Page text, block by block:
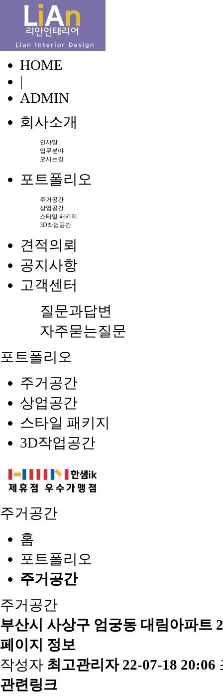
HOME
|
ADMIN
회사소개
인사말
업무분야
오시는길
포트폴리오
주거공간
상업공간
스타일 패키지
3D작업공간
견적의뢰
공지사항
고객센터
질문과답변
자주묻는질문
포트폴리오
주거공간
상업공간
스타일 패키지
3D작업공간
주거공간
홈
포트폴리오
주거공간
주거공간
부산시 사상구 엄궁동 대림아파트
페이지 정보
작성자 최고관리자 22-07-18 20:06
관련링크